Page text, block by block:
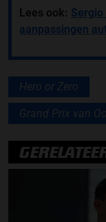
Lees ook:
aanpassingen
Hero or Zero
Grand Prix van